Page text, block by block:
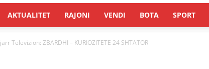
AKTUALITET RAJONI VENDI BOTA SPORT
Televizion: ZBARDHI – KURIOZITETE 24 SHTATOR